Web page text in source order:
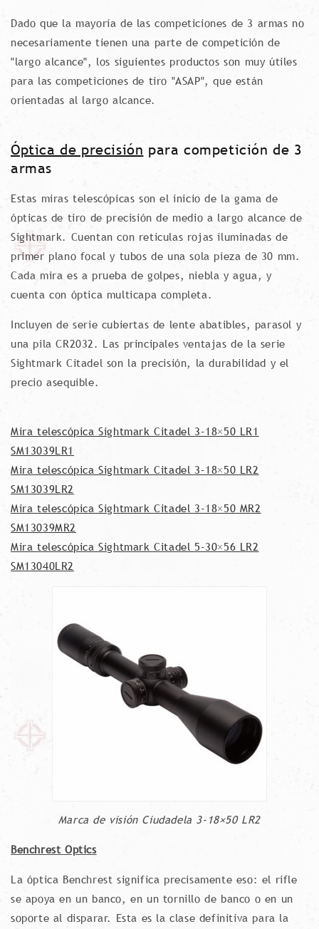
Dado que la mayoría de las competiciones de 3 armas no
necesariamente tienen una parte de competición de
"largo alcance", los siguientes productos son muy útiles
para las competiciones de tiro "ASAP", que están
orientadas al largo alcance.
Óptica de precisión para competición de 3
armas
Estas miras telescópicas son el inicio de la gama de
ópticas de tiro de precisión de medio a largo alcance de
Sightmark. Cuentan con retículas rojas iluminadas de
primer plano focal y tubos de una sola pieza de 30 mm.
Cada mira es a prueba de golpes, niebla y agua, y
cuenta con óptica multicapa completa.
Incluyen de serie cubiertas de lente abatibles, parasol y
una pila CR2032. Las principales ventajas de la serie
Sightmark Citadel son la precisión, la durabilidad y el
precio asequible.
Mira telescópica Sightmark Citadel 3-18×50 LR1
SM13039LR1
Mira telescópica Sightmark Citadel 3-18×50 LR2
SM13039LR2
Mira telescópica Sightmark Citadel 3-18×50 MR2
SM13039MR2
Mira telescópica Sightmark Citadel 5-30×56 LR2
SM13040LR2
Marca de visión Ciudadela 3-18×50 LR2
Benchrest Optics
La óptica Benchrest significa precisamente eso: el rifle
se apoya en un banco, en un tornillo de banco o en un
soporte al disparar. Esta es la clase definitiva para la